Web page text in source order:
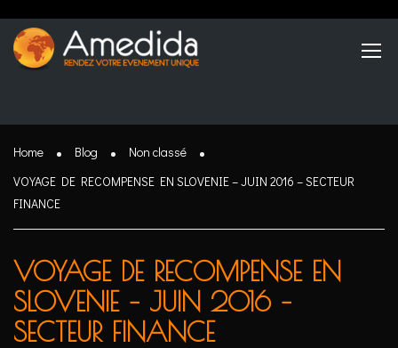
Home Blog
Non classé
VOYAGE DE RECOMPENSE EN SLOVENIE – JUIN 2016 – SECTEUR
FINANCE
VOYAGE DE RECOMPENSE EN
SLOVENIE – JUIN 2016 –
SECTEUR FINANCE